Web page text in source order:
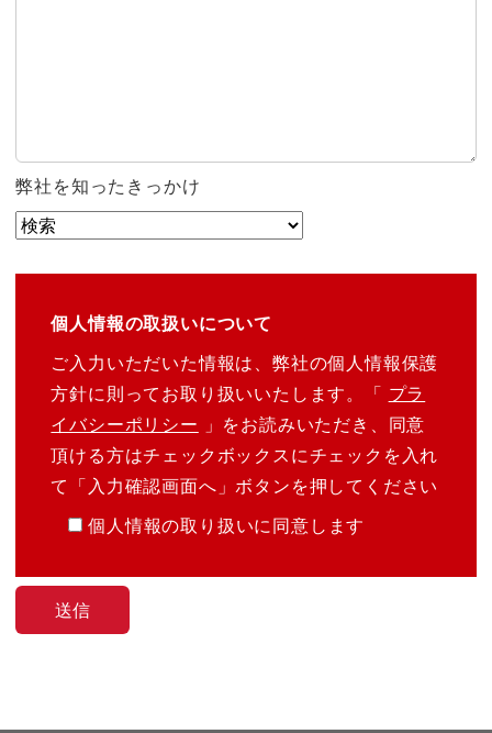
弊社を知ったきっかけ
個人情報の取扱いについて
ご入力いただいた情報は、弊社の個人情報保護
方針に則ってお取り扱いいたします。「 プラ
イバシーポリシー
」をお読みいただき、同意
頂ける方はチェックボックスにチェックを入れ
て「入力確認画面へ」ボタンを押してください
個人情報の取り扱いに同意します